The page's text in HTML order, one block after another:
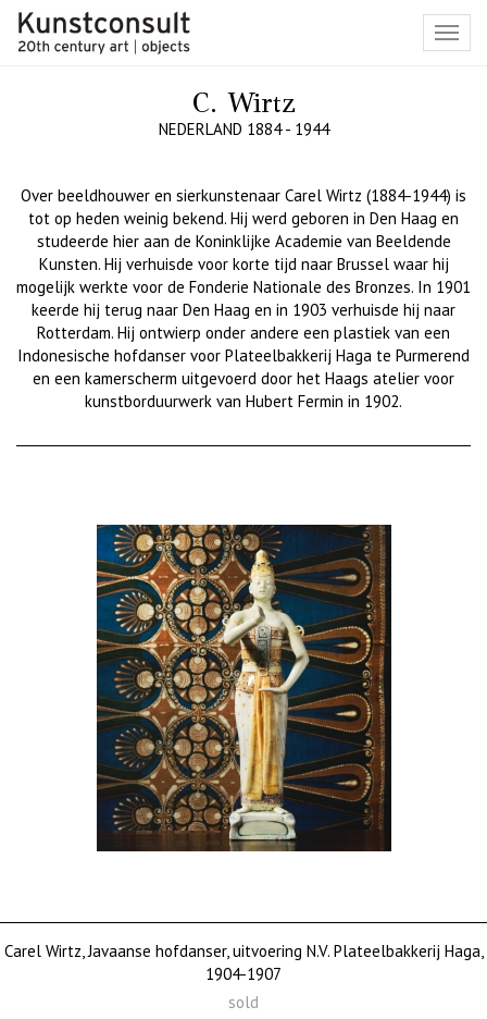
C. Wirtz
NEDERLAND 1884 - 1944
Over beeldhouwer en sierkunstenaar Carel Wirtz (1884-1944) is
tot op heden weinig bekend. Hij werd geboren in Den Haag en
studeerde hier aan de Koninklijke Academie van Beeldende
Kunsten. Hij verhuisde voor korte tijd naar Brussel waar hij
mogelijk werkte voor de Fonderie Nationale des Bronzes. In 1901
keerde hij terug naar Den Haag en in 1903 verhuisde hij naar
Rotterdam. Hij ontwierp onder andere een plastiek van een
Indonesische hofdanser voor Plateelbakkerij Haga te Purmerend
en een kamerscherm uitgevoerd door het Haags atelier voor
kunstborduurwerk van Hubert Fermin in 1902.
Carel Wirtz, Javaanse hofdanser, uitvoering N.V. Plateelbakkerij Haga,
1904-1907
sold